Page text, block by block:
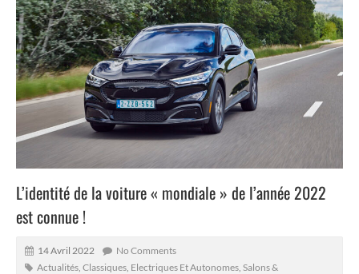
L’identité de la voiture « mondiale » de l’année 2022
est connue !
14 Avril 2022
No Comments
Actualités Classiques Electriques Et Autonomes Salons &